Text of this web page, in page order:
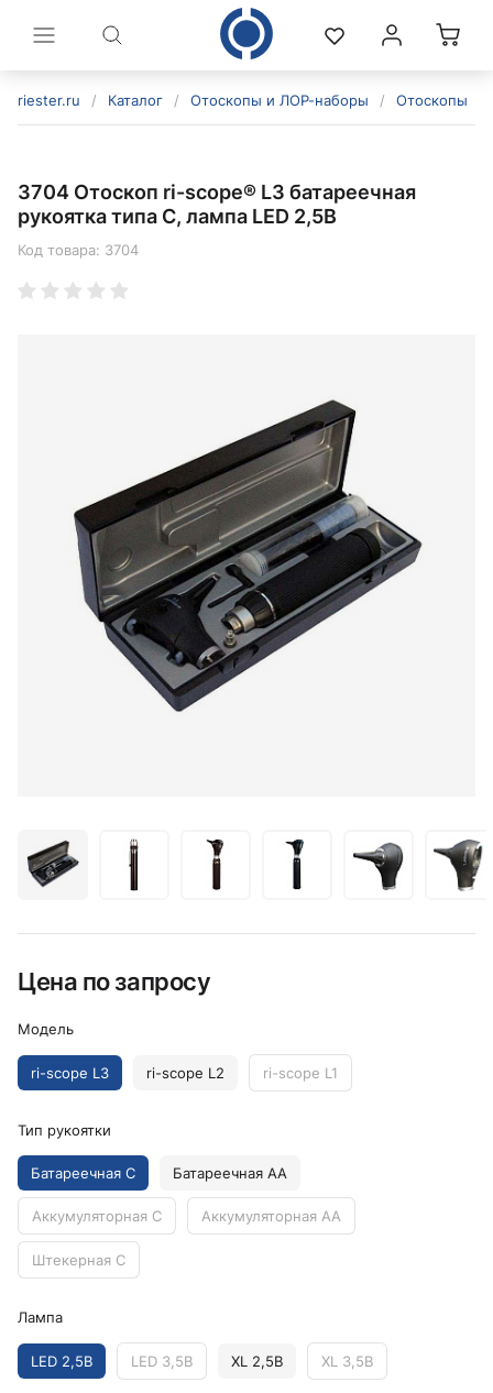
riester.ru / Каталог / Отоскопы и ЛОР-наборы / Отоскопы
3704 Отоскоп ri-scope® L3 батареечная
рукоятка типа C, лампа LED 2,5В
Код товара: 3704
Цена по запросу
Модель
ri-scope L3 ri-scope L2 ri-scope L1
Тип рукоятки
Батареечная C Батареечная AA
Аккумуляторная C Аккумуляторная AA
Штекерная C
Лампа
LED 2,5В LED 3,5В XL 2,5В XL 3,5В